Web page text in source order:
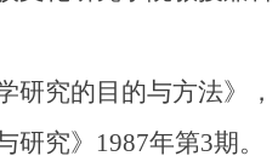
究的目的与方法》，
究》1987年第3期。